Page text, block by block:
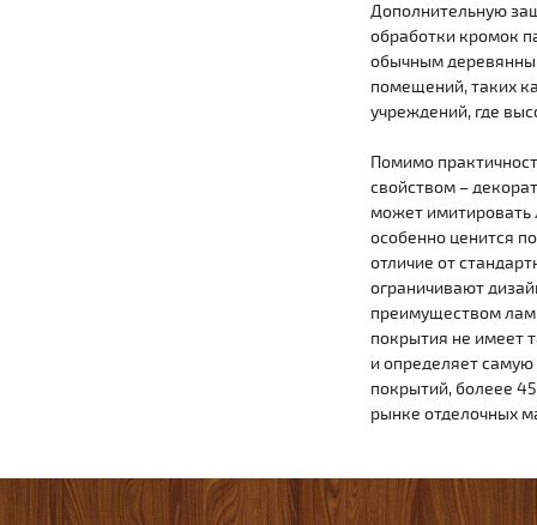
Дополнительную
обработки кромок
обычным
помещений, таких
учреждений, где
Помимо
свойством –
может имитировать
особенно ценится
отличие от
ограничивают
преимуществом
покрытия не имеет
и определяет
покрытий, болеее
рынке отделочных